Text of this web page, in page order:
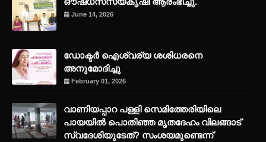
June 14, 2026
ഡോക്ടർ ഐശ്വര്യ ശശിധരനെ
അനുമോദിച്ചു
February 01, 2026
വാണിയപ്പാറ പള്ളി സെമിത്തേരിയിലെ
പായയിൽ പൊതിഞ്ഞ മൃതദേഹം വിലങ്ങാട്
സ്വദേശിയുടേത്? സംശയമുണ്ടെന്ന്